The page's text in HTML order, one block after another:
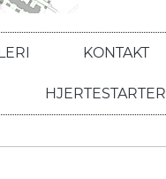
KONTAKT
HJERTESTARTER